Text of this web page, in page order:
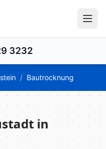
3232
/ Bautrocknung
in